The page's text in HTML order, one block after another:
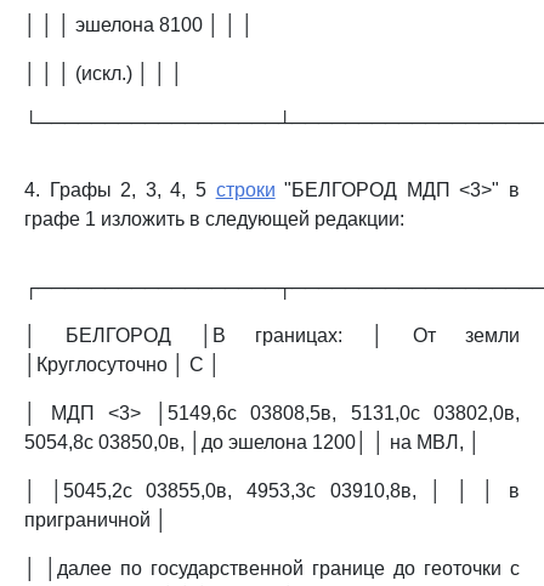
│ │ │ эшелона 8100 │ │ │
│ │ │ (искл.) │ │ │
4. Графы 2, 3, 4, 5 строки "БЕЛГОРОД МДП <3>" в
графе 1 изложить в следующей редакции:
│ БЕЛГОРОД │В границах: │ От земли
│Круглосуточно │ C │
│ МДП <3> │5149,6с 03808,5в, 5131,0с 03802,0в,
5054,8с 03850,0в, │до эшелона 1200│ │ на МВЛ, │
│ │5045,2с 03855,0в, 4953,3с 03910,8в, │ │ │ в
приграничной │
│ │далее по государственной границе до геоточки с